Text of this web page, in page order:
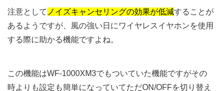
注意として ノイズキャンセリングの効果が低減することが
あるようですが、風の強い日にワイヤレスイヤホンを使用
する際に助かる機能ですよね。
この機能はWF-1000XM3でもついていた機能ですがその
時よりも設定も簡単になっていてただON/OFFを切り替え